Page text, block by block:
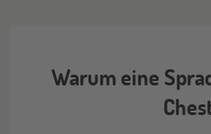
Warum eine